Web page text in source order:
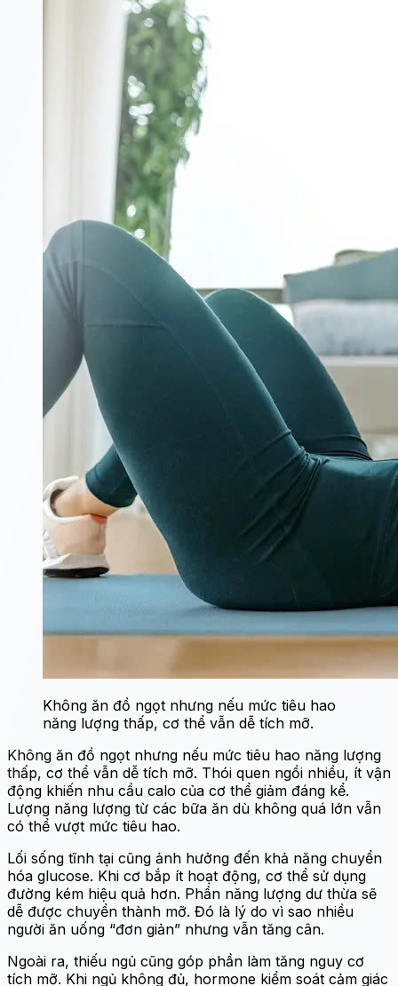
Không ăn đồ ngọt nhưng nếu mức tiêu hao
năng lượng thấp, cơ thể vẫn dễ tích mỡ.
Không ăn đồ ngọt nhưng nếu mức tiêu hao năng lượng
thấp, cơ thể vẫn dễ tích mỡ. Thói quen ngồi nhiều, ít vận
động khiến nhu cầu calo của cơ thể giảm đáng kể.
Lượng năng lượng từ các bữa ăn dù không quá lớn vẫn
có thể vượt mức tiêu hao.
Lối sống tĩnh tại cũng ảnh hưởng đến khả năng chuyển
hóa glucose. Khi cơ bắp ít hoạt động, cơ thể sử dụng
đường kém hiệu quả hơn. Phần năng lượng dư thừa sẽ
dễ được chuyển thành mỡ. Đó là lý do vì sao nhiều
người ăn uống “đơn giản” nhưng vẫn tăng cân.
Ngoài ra, thiếu ngủ cũng góp phần làm tăng nguy cơ
tích mỡ. Khi ngủ không đủ, hormone kiểm soát cảm giác